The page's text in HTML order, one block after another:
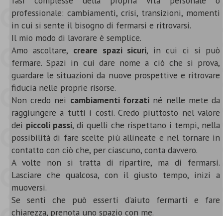
professionale: cambiamenti, crisi, transizioni, momenti
in cui si sente il bisogno di fermarsi e ritrovarsi.
Il mio modo di lavorare è semplice.
Amo ascoltare, creare spazi sicuri, in cui ci si può
fermare. Spazi in cui dare nome a ciò che si prova,
guardare le situazioni da nuove prospettive e ritrovare
fiducia nelle proprie risorse.
Non credo nei cambiamenti forzati né nelle mete da
raggiungere a tutti i costi. Credo piuttosto nel valore
dei piccoli passi, di quelli che rispettano i tempi, nella
possibilità di fare scelte più allineate e nel tornare in
contatto con ciò che, per ciascuno, conta davvero.
A volte non si tratta di ripartire, ma di fermarsi.
Lasciare che qualcosa, con il giusto tempo, inizi a
muoversi.
Se senti che può esserti d’aiuto fermarti e fare
chiarezza, prenota uno spazio con me.